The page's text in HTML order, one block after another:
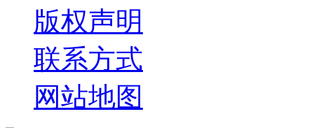
版权声明
联系方式
网站地图